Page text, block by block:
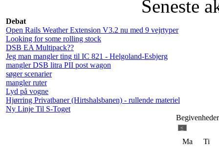
Seneste
Debat
Open Rails Weather Extension V3.2 nu med 9 vejrtyper
Looking for some rolling stock
DSB EA Multipack??
Jeg man mangler ting til IC 821 - Helgoland-Esbjerg
mangler DSB litra PII post wagon
søger scenarier
mangler ruter
Lyd på vogne
Hjørring Privatbaner (Hirtshalsbanen) - rullende materiel
Ny Linje Til S-Toget
Begivenheder
<
Ma Ti